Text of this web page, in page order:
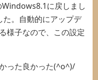
に戻しまし
。自動的にアップデ
様子なので、この設定
った良かった(^o^)/